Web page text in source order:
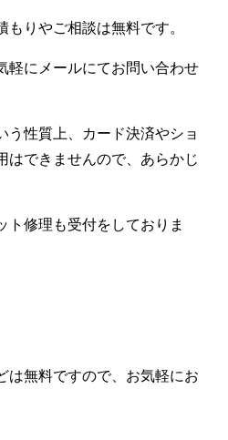
りやご相談は無料です。
軽にメールにてお問い合わせ
う性質上、カード決済やショ
はできませんので、あらかじ
ト修理も受付をしておりま
は無料ですので、お気軽にお